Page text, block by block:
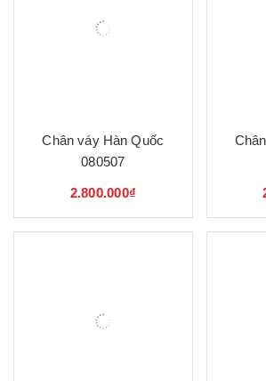
Chân váy Hàn Quốc
080507
2.800.000₫